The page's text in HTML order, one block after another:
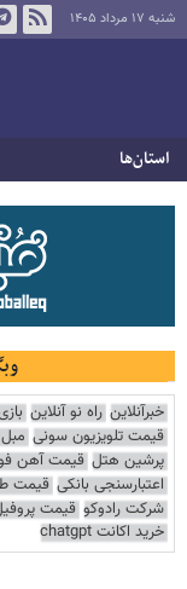
شنبه ۱۷ مرداد ۱۴۰۵
استان‌ها
خبرآنلاین راه نو آنلاین
قیمت تلویزیون سونی
پرشین هتل قیمت آهن
اعتبارسنجی بانکی قیمت
شرکت رادوکو قیمت
خرید اکانت chatgpt